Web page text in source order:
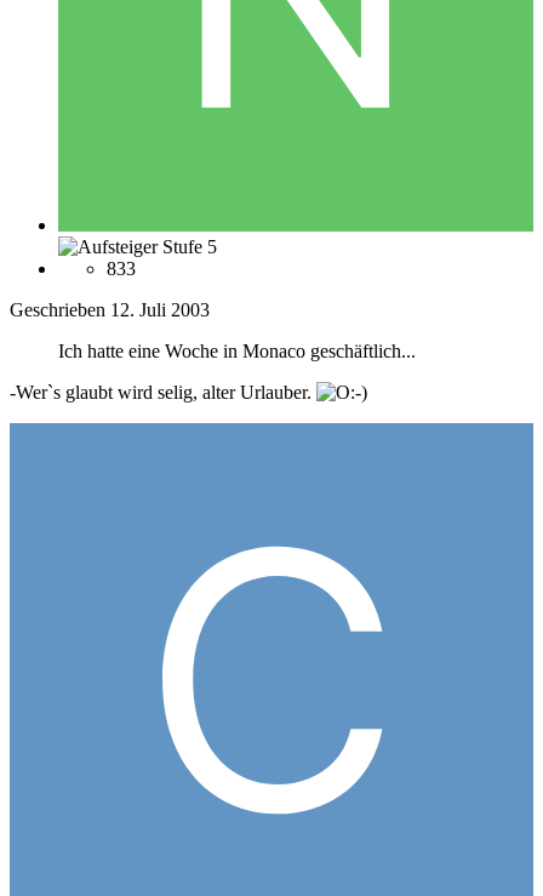
833
Geschrieben 12. Juli 2003
Ich hatte eine Woche in Monaco geschäftlich...
-Wer`s glaubt wird selig, alter Urlauber.